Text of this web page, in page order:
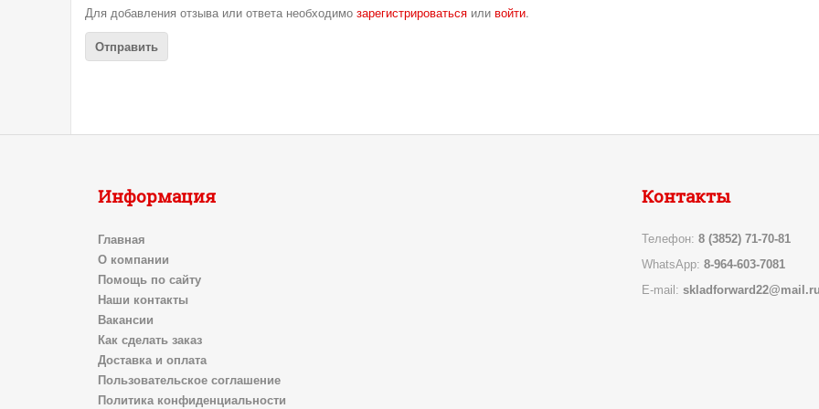
Для добавления отзыва или ответа необходимо зарегистрироваться или войти.
Информация
Главная
О компании
Помощь по сайту
Наши контакты
Вакансии
Как сделать заказ
Доставка и оплата
Пользовательское соглашение
Политика конфиденциальности
Контакты
Телефон: 8 (3852) 71-70-81
WhatsApp: 8-964-603-7081
E-mail: